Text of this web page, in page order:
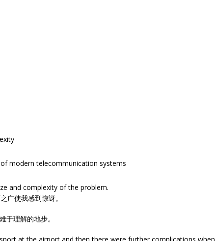
modern telecommunication systems
and complexity of the problem.
广使我感到惊讶。
于理解的地步。